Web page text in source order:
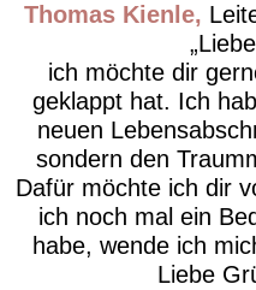
Thomas Kienle
ich möchte dir
geklappt hat. Ich
neuen
sondern den
Dafür möchte ich dir
ich noch mal ein
habe, wende ich
Liebe